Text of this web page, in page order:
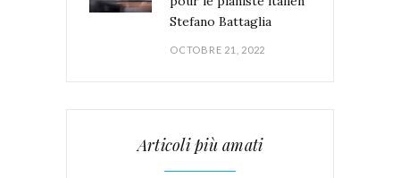
Stefano Battaglia
OCTOBRE 21, 2022
Articoli più amati